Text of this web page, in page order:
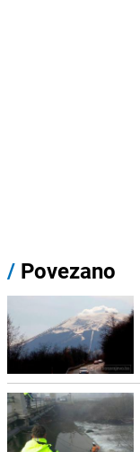
/ Povezano